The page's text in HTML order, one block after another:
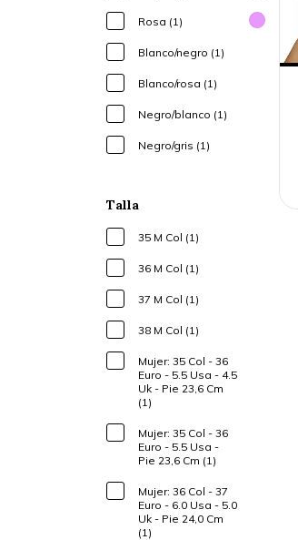
Rosa (1)
Blanco/negro (1)
Blanco/rosa (1)
Negro/blanco (1)
Negro/gris (1)
Talla
35 M Col (1)
36 M Col (1)
37 M Col (1)
38 M Col (1)
Mujer: 35 Col - 36
Euro - 5.5 Usa - 4.5
Uk - Pie 23,6 Cm
(1)
Mujer: 35 Col - 36
Euro - 5.5 Usa -
Pie 23,6 Cm (1)
Mujer: 36 Col - 37
Euro - 6.0 Usa - 5.0
Uk - Pie 24,0 Cm
(1)